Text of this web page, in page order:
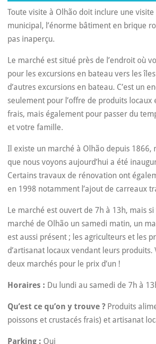
Toute visite à Olhão doit inclure une
municipal, l’énorme bâtiment en brique
pas inaperçu.
Le marché est situé près de l’endroit où
pour les excursions en bateau vers les
d’autres excursions en bateau. C’est un
seulement pour l’offre de produits locaux
frais, mais également pour passer du
et votre famille.
Il existe un marché à Olhão depuis 1866,
que nous voyons aujourd’hui a été
Certains travaux de rénovation ont
en 1998 notamment l’ajout de carreaux
Le marché est ouvert de 7h à 13h, mais
marché de Olhão un samedi matin, un
est aussi présent ; les agriculteurs et les
d’artisanat locaux vendant leurs produits.
deux marchés pour le prix d’un !
Horaires : Du lundi au samedi de 7h à
Qu’est ce qu’on y trouve ? Produits
poissons et crustacés frais) et artisanat
Parking : Oui